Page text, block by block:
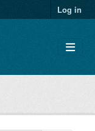
Log in